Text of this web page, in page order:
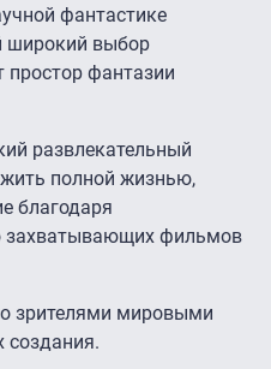
фантастике
широкий выбор
простор фантазии
развлекательный
полной жизнью,
благодаря
захватывающих фильмов
зрителями мировыми
создания.